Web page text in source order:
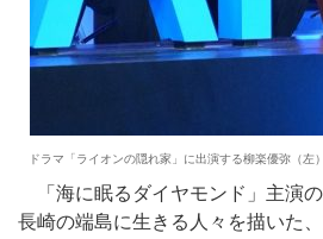
ドラマ「ライオンの隠れ家」に出演する柳楽優弥（
「海に眠るダイヤモンド」主演
長崎の端島に生きる人々を描いた